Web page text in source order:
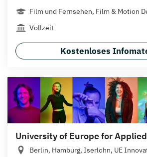
Film und Fernsehen, Film & Motion
Vollzeit
Kostenloses
University of Europe for
Berlin, Hamburg, Iserlohn, UE